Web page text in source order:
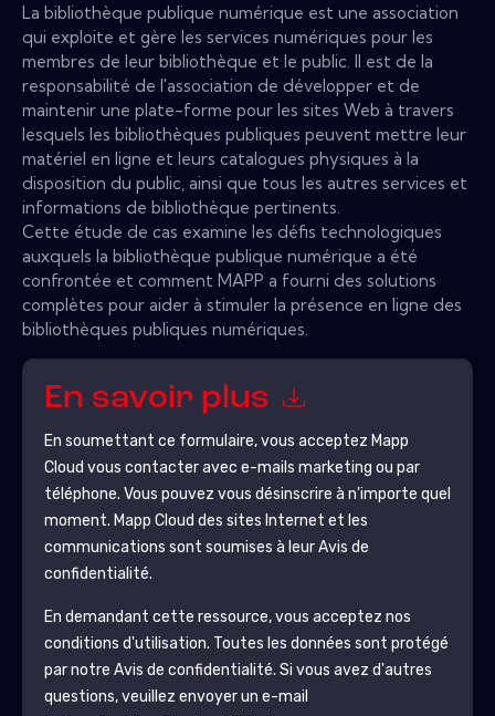
La bibliothèque publique numérique est une association
qui exploite et gère les services numériques pour les
membres de leur bibliothèque et le public. Il est de la
responsabilité de l'association de développer et de
maintenir une plate-forme pour les sites Web à travers
lesquels les bibliothèques publiques peuvent mettre leur
matériel en ligne et leurs catalogues physiques à la
disposition du public, ainsi que tous les autres services et
informations de bibliothèque pertinents.
Cette étude de cas examine les défis technologiques
auxquels la bibliothèque publique numérique a été
confrontée et comment MAPP a fourni des solutions
complètes pour aider à stimuler la présence en ligne des
bibliothèques publiques numériques.
En savoir plus
En soumettant ce formulaire, vous acceptez Mapp
Cloud vous contacter avec e-mails marketing ou par
téléphone. Vous pouvez vous désinscrire à n'importe quel
moment. Mapp Cloud des sites Internet et les
communications sont soumises à leur Avis de
confidentialité.
En demandant cette ressource, vous acceptez nos
conditions d'utilisation. Toutes les données sont protégé
par notre Avis de confidentialité. Si vous avez d'autres
questions, veuillez envoyer un e-mail